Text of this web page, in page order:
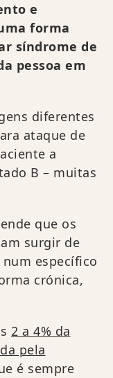
e
forma
síndrome de
pessoa em
diferentes
ataque de
a
B – muitas
que os
surgir de
específico
crónica,
2 a 4% da
pela
é sempre